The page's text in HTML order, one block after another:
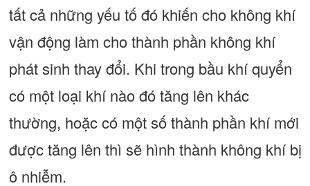
tất cả những yếu tố đó khiến cho không khí
vận động làm cho thành phần không khí
phát sinh thay đổi. Khi trong bầu khí quyển
có một loại khí nào đó tăng lên khác
thường, hoặc có một số thành phần khí mới
được tăng lên thì sẽ hình thành không khí bị
ô nhiễm.